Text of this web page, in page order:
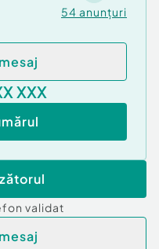
54 anunțuri
XXX
validat